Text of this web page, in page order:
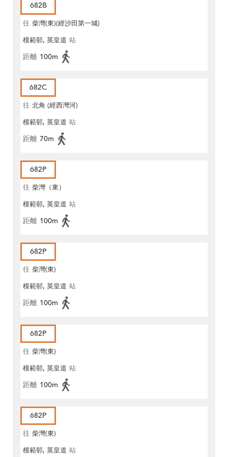
682B
往 柴灣(東)(經沙田第一城)
模範邨, 英皇道 站
距離 100m
682C
往 北角 (經西灣河)
模範邨, 英皇道 站
距離 70m
682P
往 柴灣（東）
模範邨, 英皇道 站
距離 100m
682P
往 柴灣(東)
模範邨, 英皇道 站
距離 100m
682P
往 柴灣(東)
模範邨, 英皇道 站
距離 100m
682P
往 柴灣(東)
模範邨, 英皇道 站